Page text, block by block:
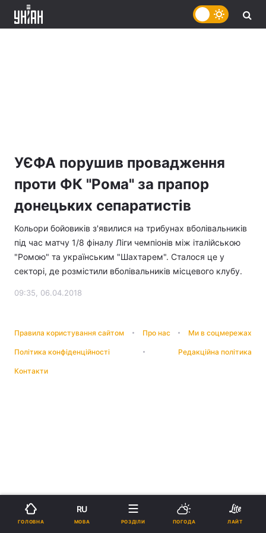
УЄФА порушив провадження
проти ФК "Рома" за прапор
донецьких сепаратистів
Кольори бойовиків з'явилися на трибунах вболівальників
під час матчу 1/8 фіналу Ліги чемпіонів між італійською
"Ромою" та українським "Шахтарем". Сталося це у
секторі, де розмістили вболівальників місцевого клубу.
09:35, 06.04.2018
Правила користування сайтом Про нас Ми в соцмережах
Політика конфіденційності Редакційна політика
Контакти
ГОЛОВНА
RU
МОВА РОЗДІЛИ ПОГОДА ЛАЙТ